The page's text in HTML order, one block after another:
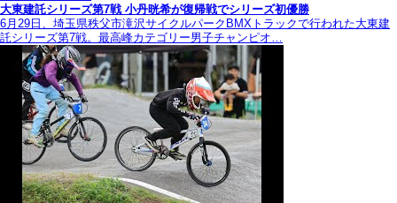
大東建託シリーズ第7戦 ⼩丹晄希が復帰戦でシリーズ初優勝
6月29日、埼玉県秩父市滝沢サイクルパークBMXトラックで行われた大東建
託シリーズ第7戦。最高峰カテゴリー男子チャンピオ…